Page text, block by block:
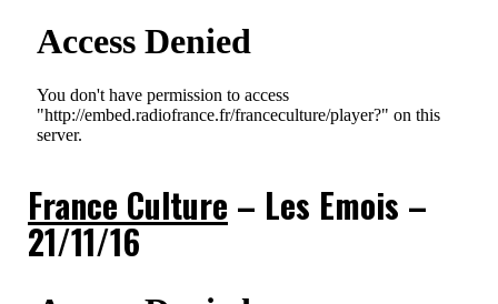
France Culture – Les Emois –
21/11/16